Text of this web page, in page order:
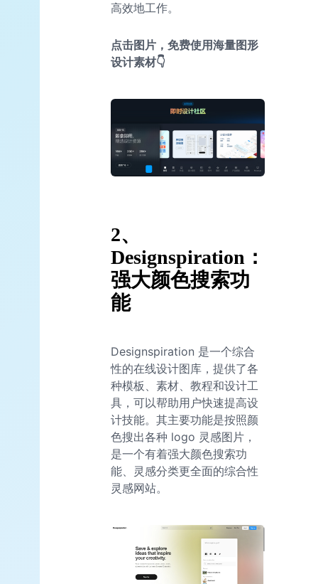
高效地工作。
点击图片，免费使用海量图形
设计素材👇
2、
Designspiration：
强大颜色搜索功
能
Designspiration 是一个综合
性的在线设计图库，提供了各
种模板、素材、教程和设计工
具，可以帮助用户快速提高设
计技能。其主要功能是按照颜
色搜出各种 logo 灵感图片，
是一个有着强大颜色搜索功
能、灵感分类更全面的综合性
灵感网站。